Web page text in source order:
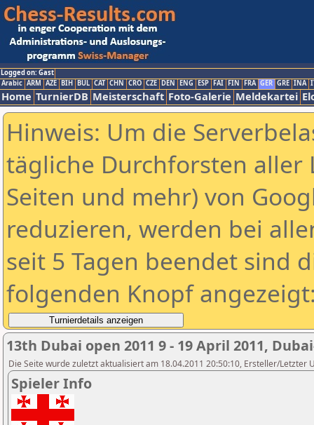
Logged on: Gast
Arabic ARM AZE BIH BUL CAT CHN CRO CZE DEN ENG ESP FAI FIN FRA GER GRE INA
Home TurnierDB Meisterschaft Foto-Galerie Meldekartei
Hinweis: Um die
tägliche Durchforsten aller
Seiten und mehr) von
reduzieren, werden bei
seit 5 Tagen beendet sind
folgenden Knopf
13th Dubai open 2011 9 - 19 April 2011,
Die Seite wurde zuletzt aktualisiert am 18.04.2011 20:50:10, Ersteller/Letzter
Spieler Info